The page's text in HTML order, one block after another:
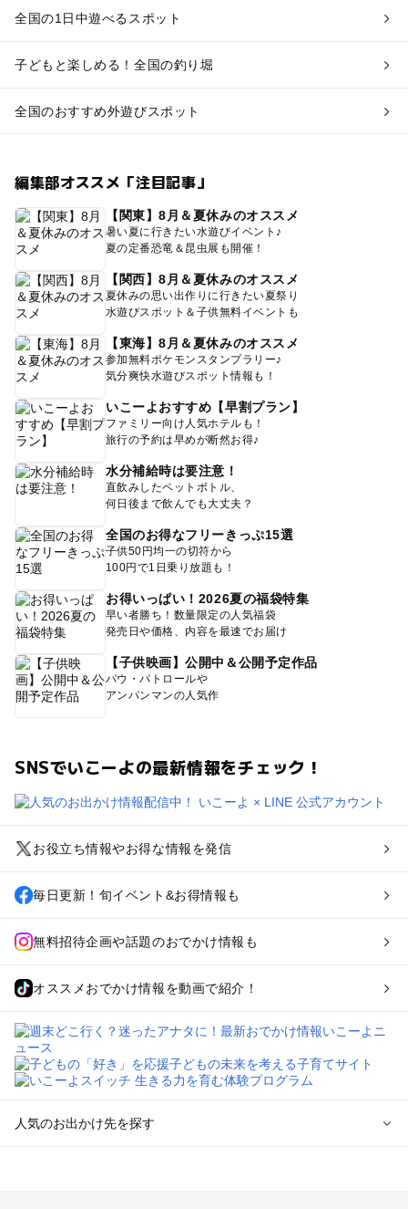
全国の1日中遊べるスポット
子どもと楽しめる！全国の釣り堀
全国のおすすめ外遊びスポット
編集部オススメ「注目記事」
【関東】8月＆夏休みのオススメ
暑い夏に行きたい水遊びイベント♪
夏の定番恐竜＆昆虫展も開催！
【関西】8月＆夏休みのオススメ
夏休みの思い出作りに行きたい夏祭り
水遊びスポット＆子供無料イベントも
【東海】8月＆夏休みのオススメ
参加無料ポケモンスタンプラリー♪
気分爽快水遊びスポット情報も！
いこーよおすすめ【早割プラン】
ファミリー向け人気ホテルも！
旅行の予約は早めが断然お得♪
水分補給時は要注意！
直飲みしたペットボトル、
何日後まで飲んでも大丈夫？
全国のお得なフリーきっぷ15選
子供50円均一の切符から
100円で1日乗り放題も！
お得いっぱい！2026夏の福袋特集
早い者勝ち！数量限定の人気福袋
発売日や価格、内容を最速でお届け
【子供映画】公開中＆公開予定作品
パウ・パトロールや
アンパンマンの人気作
SNSでいこーよの最新情報をチェック！
お役立ち情報やお得な情報を発信
毎日更新！旬イベント&お得情報も
無料招待企画や話題のおでかけ情報も
オススメおでかけ情報を動画で紹介！
人気のお出かけ先を探す